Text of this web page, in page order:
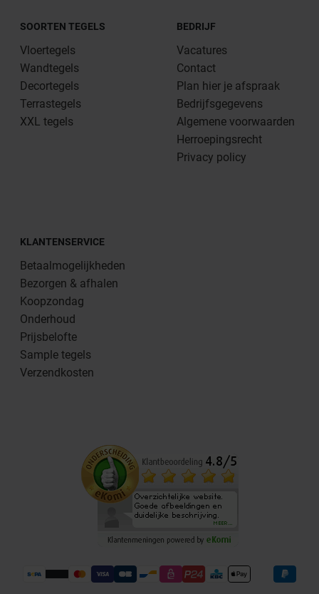
SOORTEN TEGELS
Vloertegels
Wandtegels
Decortegels
Terrastegels
XXL tegels
BEDRIJF
Vacatures
Contact
Plan hier je afspraak
Bedrijfsgegevens
Algemene voorwaarden
Herroepingsrecht
Privacy policy
KLANTENSERVICE
Betaalmogelijkheden
Bezorgen & afhalen
Koopzondag
Onderhoud
Prijsbelofte
Sample tegels
Verzendkosten